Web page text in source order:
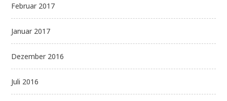
Februar 2017
Januar 2017
Dezember 2016
Juli 2016